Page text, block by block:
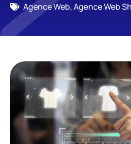
Agence Web,Agence Web